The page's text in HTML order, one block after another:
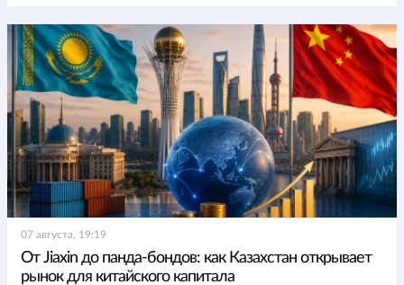
07 августа, 19:19
От Jiaxin до панда-бондов: как Казахстан открывает
рынок для китайского капитала